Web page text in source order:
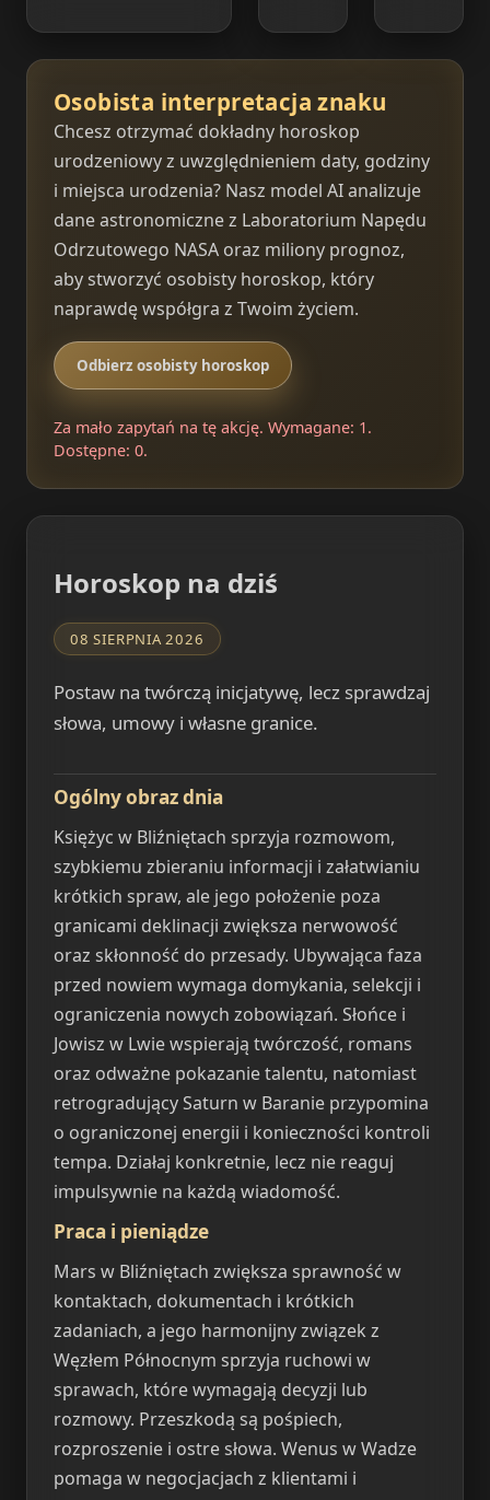
Osobista interpretacja znaku
Chcesz otrzymać dokładny horoskop
urodzeniowy z uwzględnieniem daty, godziny
i miejsca urodzenia? Nasz model AI analizuje
dane astronomiczne z Laboratorium Napędu
Odrzutowego NASA oraz miliony prognoz,
aby stworzyć osobisty horoskop, który
naprawdę współgra z Twoim życiem.
Odbierz osobisty horoskop
Za mało zapytań na tę akcję. Wymagane: 1.
Dostępne: 0.
Horoskop na dziś
08 SIERPNIA 2026
Postaw na twórczą inicjatywę, lecz sprawdzaj
słowa, umowy i własne granice.
Ogólny obraz dnia
Księżyc w Bliźniętach sprzyja rozmowom,
szybkiemu zbieraniu informacji i załatwianiu
krótkich spraw, ale jego położenie poza
granicami deklinacji zwiększa nerwowość
oraz skłonność do przesady. Ubywająca faza
przed nowiem wymaga domykania, selekcji i
ograniczenia nowych zobowiązań. Słońce i
Jowisz w Lwie wspierają twórczość, romans
oraz odważne pokazanie talentu, natomiast
retrogradujący Saturn w Baranie przypomina
o ograniczonej energii i konieczności kontroli
tempa. Działaj konkretnie, lecz nie reaguj
impulsywnie na każdą wiadomość.
Praca i pieniądze
Mars w Bliźniętach zwiększa sprawność w
kontaktach, dokumentach i krótkich
zadaniach, a jego harmonijny związek z
Węzłem Północnym sprzyja ruchowi w
sprawach, które wymagają decyzji lub
rozmowy. Przeszkodą są pośpiech,
rozproszenie i ostre słowa. Wenus w Wadze
pomaga w negocjacjach z klientami i